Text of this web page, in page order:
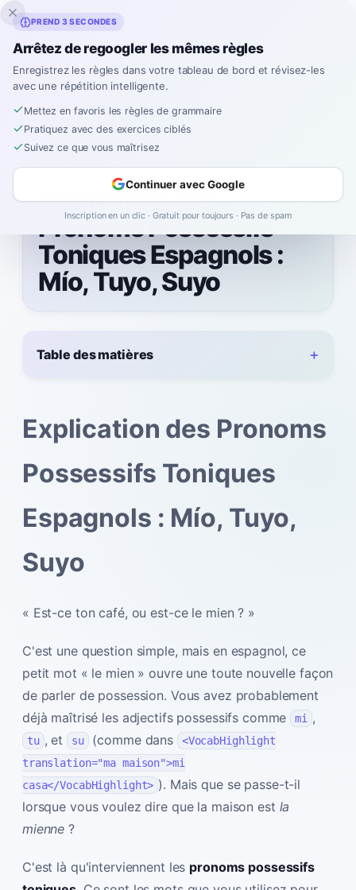
Inklingo
Accueil Spanish Grammar
Les Pronoms Possessifs Toniques : Mío, Tuyo, Suyo
A2
Explication des
Pronoms Possessifs
Toniques Espagnols :
Mío, Tuyo, Suyo
Table des matières
Explication des Pronoms
Possessifs Toniques
Espagnols : Mío, Tuyo,
Suyo
« Est-ce ton café, ou est-ce le mien ? »
C'est une question simple, mais en espagnol, ce
petit mot « le mien » ouvre une toute nouvelle façon
de parler de possession. Vous avez probablement
déjà maîtrisé les adjectifs possessifs comme
mi ,
tu , et su (comme dans
<VocabHighlight
translation="ma maison">mi
casa</VocabHighlight> ). Mais que se passe-t-il
lorsque vous voulez dire que la maison est la
mienne ?
C'est là qu'interviennent les pronoms possessifs
PREND 3 SECONDES
Arrêtez de regoogler les mêmes règles
Enregistrez les règles dans votre tableau de bord et révisez-les
avec une répétition intelligente.
Mettez en favoris les règles de grammaire
Pratiquez avec des exercices ciblés
Suivez ce que vous maîtrisez
Continuer avec Google
Inscription en un clic · Gratuit pour toujours · Pas de spam